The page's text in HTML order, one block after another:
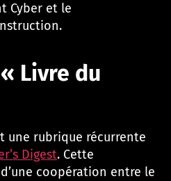
Cyber et le
Livre du
une rubrique récurrente
Digest. Cette
coopération entre le